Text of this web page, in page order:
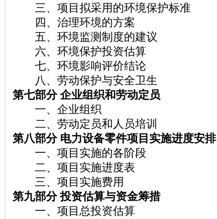
三、项目拟采用的环境保护标准
四、治理环境的方案
五、环境监测制度的建议
六、环境保护投资估算
七、环境影响评价结论
八、劳动保护与安全卫生
第七部分 企业组织和劳动定员
一、企业组织
二、劳动定员和人员培训
第八部分 电力设备零件项目实施进度安排
一、项目实施的各阶段
二、项目实施进度表
三、项目实施费用
第九部分 投资估算与资金筹措
一、项目总投资估算